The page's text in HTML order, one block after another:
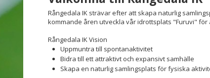
Rångedala IK strävar efter att skapa naturlig
kommande åren utveckla vår idrottsplats "Furuvi" för
Rångedala IK Vision
Uppmuntra till spontanaktivitet
Bidra till ett attraktivt och expansivt samhälle
Skapa en naturlig samlingsplats för fysiska